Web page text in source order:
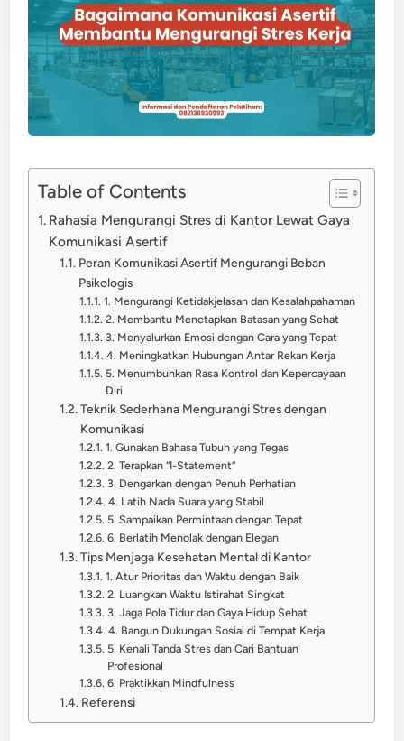
Table of Contents
Rahasia Mengurangi Stres di Kantor Lewat Gaya
Komunikasi Asertif
Peran Komunikasi Asertif Mengurangi Beban
Psikologis
1. Mengurangi Ketidakjelasan dan Kesalahpahaman
2. Membantu Menetapkan Batasan yang Sehat
3. Menyalurkan Emosi dengan Cara yang Tepat
4. Meningkatkan Hubungan Antar Rekan Kerja
5. Menumbuhkan Rasa Kontrol dan Kepercayaan
Diri
Teknik Sederhana Mengurangi Stres dengan
Komunikasi
1. Gunakan Bahasa Tubuh yang Tegas
2. Terapkan “I-Statement”
3. Dengarkan dengan Penuh Perhatian
4. Latih Nada Suara yang Stabil
5. Sampaikan Permintaan dengan Tepat
6. Berlatih Menolak dengan Elegan
Tips Menjaga Kesehatan Mental di Kantor
1. Atur Prioritas dan Waktu dengan Baik
2. Luangkan Waktu Istirahat Singkat
3. Jaga Pola Tidur dan Gaya Hidup Sehat
4. Bangun Dukungan Sosial di Tempat Kerja
5. Kenali Tanda Stres dan Cari Bantuan
Profesional
6. Praktikkan Mindfulness
Referensi